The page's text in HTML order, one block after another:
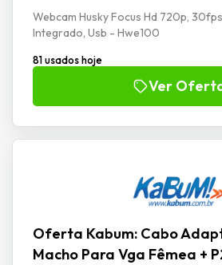
Webcam Husky Focus Hd 720p,
Integrado, Usb - Hwe100
81 usados hoje
Ver
Oferta Kabum: Cabo
Macho Para Vga Fêmea +